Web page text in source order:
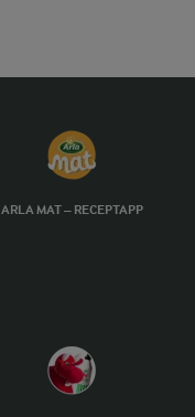
ARLA MAT – RECEPTAPP